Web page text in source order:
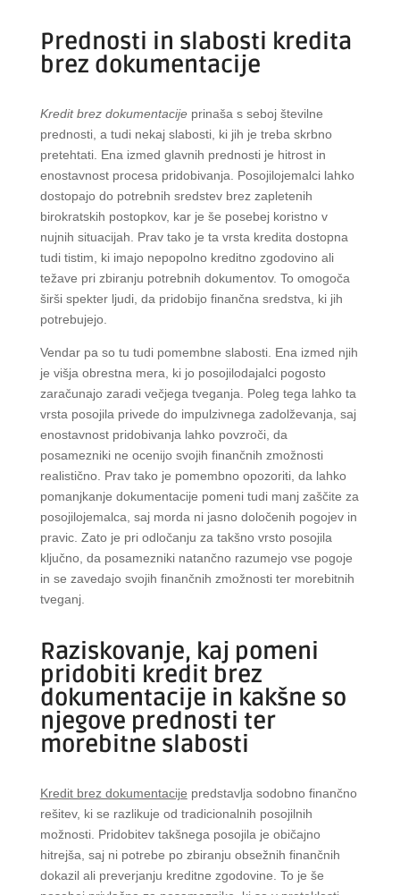
Prednosti in slabosti kredita
brez dokumentacije
Kredit brez dokumentacijeprinaša s seboj številne
prednosti, a tudi nekaj slabosti, ki jih je treba skrbno
pretehtati. Ena izmed glavnih prednosti je hitrost in
enostavnost procesa pridobivanja. Posojilojemalci lahko
dostopajo do potrebnih sredstev brez zapletenih
birokratskih postopkov, kar je še posebej koristno v
nujnih situacijah. Prav tako je ta vrsta kredita dostopna
tudi tistim, ki imajo nepopolno kreditno zgodovino ali
težave pri zbiranju potrebnih dokumentov. To omogoča
širši spekter ljudi, da pridobijo finančna sredstva, ki jih
potrebujejo.
Vendar pa so tu tudi pomembne slabosti. Ena izmed njih
je višja obrestna mera, ki jo posojilodajalci pogosto
zaračunajo zaradi večjega tveganja. Poleg tega lahko ta
vrsta posojila privede do impulzivnega zadolževanja, saj
enostavnost pridobivanja lahko povzroči, da
posamezniki ne ocenijo svojih finančnih zmožnosti
realistično. Prav tako je pomembno opozoriti, da lahko
pomanjkanje dokumentacije pomeni tudi manj zaščite za
posojilojemalca, saj morda ni jasno določenih pogojev in
pravic. Zato je pri odločanju za takšno vrsto posojila
ključno, da posamezniki natančno razumejo vse pogoje
in se zavedajo svojih finančnih zmožnosti ter morebitnih
tveganj.
Raziskovanje, kaj pomeni
pridobiti kredit brez
dokumentacije in kakšne so
njegove prednosti ter
morebitne slabosti
Kredit brez dokumentacije predstavlja sodobno finančno
rešitev, ki se razlikuje od tradicionalnih posojilnih
možnosti. Pridobitev takšnega posojila je običajno
hitrejša, saj ni potrebe po zbiranju obsežnih finančnih
dokazil ali preverjanju kreditne zgodovine. To je še